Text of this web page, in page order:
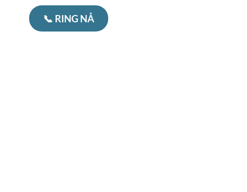
📞 RING NÅ